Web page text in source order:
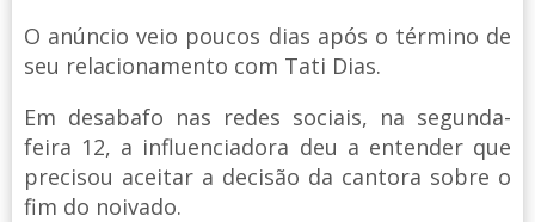
O anúncio veio poucos dias após o término de
seu relacionamento com Tati Dias.
Em desabafo nas redes sociais, na segunda-
feira 12, a influenciadora deu a entender que
precisou aceitar a decisão da cantora sobre o
fim do noivado.